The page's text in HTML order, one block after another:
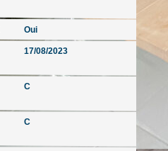
Oui
17/08/2023
C
C